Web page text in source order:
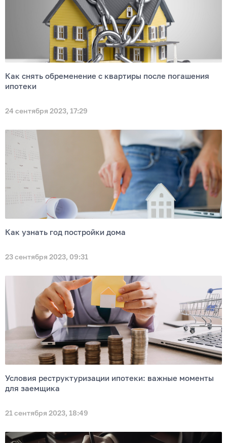
Как снять обременение с квартиры после погашения
ипотеки
24 сентября 2023, 17:29
Как узнать год постройки дома
23 сентября 2023, 09:31
Условия реструктуризации ипотеки: важные моменты
для заемщика
21 сентября 2023, 18:49